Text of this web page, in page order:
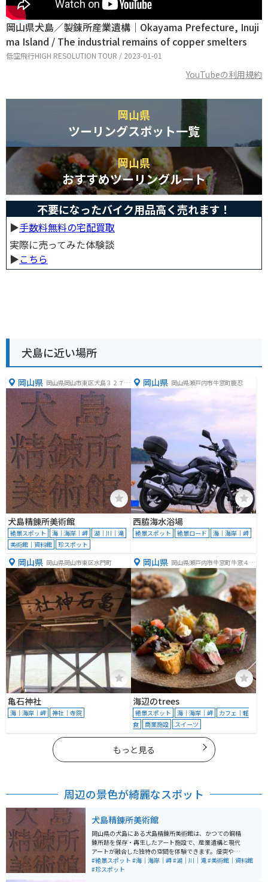
岡山県犬島／製錬所産業遺構｜Okayama Prefecture, Inuji
ma Island / The industrial remains of copper smelters
低空飛行HIGH RESOLUTION TOUR / 2023-01-01
YouTubeの利用規約
岡山県
ツーリングスポット一覧
岡山県
おすすめツーリングルート
不要になったバイク用品高く売れます！
▶︎手数料無料の宅配買取
実際に売ってみた体験談
▶︎こちら
犬島に近い場所
岡山県 岡山県岡山市東区犬島３２７
−４
犬島精錬所美術館
絶景スポット 海｜海岸｜岬
湖｜川｜滝
美術館｜資料館
珍スポット
岡山県 岡山県瀬戸内市牛窓町鹿忍
西脇海水浴場
絶景スポット 絶景ロード 海｜海岸｜岬
岡山県 岡山県岡山市東区水門町
亀石神社
海｜海岸｜岬 神社｜寺院
岡山県 岡山県瀬戸内市牛窓町牛窓４４
４８
海辺のtrees
絶景スポット 海｜海岸｜岬
カフェ｜軽
食
商業施設 スイーツ
もっと見る
周辺の景色が綺麗なスポット
犬島精錬所美術館
岡山県の犬島にある犬島精錬所美術館は、かつての銅精
錬所跡を保存・再生したアート施設で、産業遺構と現代
アートが融合した独特の空間を体験できます。煙突やレ
ンガ造りの建物を活かした展示は、自然や環境問題とも
結びついており、静かな島の雰囲気の中でゆっくり鑑賞
#絶景スポット #海｜海岸｜岬#湖｜川｜滝#美術館｜資料館
#珍スポット